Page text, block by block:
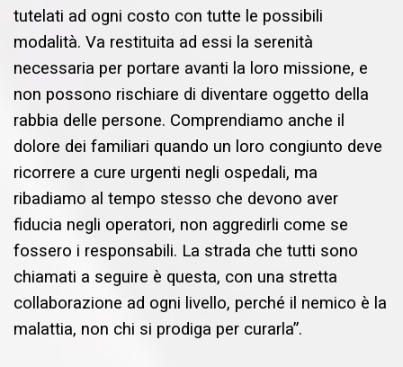
tutelati ad ogni costo con tutte le possibili
modalità. Va restituita ad essi la serenità
necessaria per portare avanti la loro missione, e
non possono rischiare di diventare oggetto della
rabbia delle persone. Comprendiamo anche il
dolore dei familiari quando un loro congiunto deve
ricorrere a cure urgenti negli ospedali, ma
ribadiamo al tempo stesso che devono aver
fiducia negli operatori, non aggredirli come se
fossero i responsabili. La strada che tutti sono
chiamati a seguire è questa, con una stretta
collaborazione ad ogni livello, perché il nemico è la
malattia, non chi si prodiga per curarla”.